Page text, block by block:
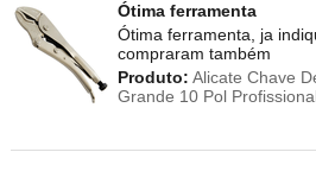
Ótima ferramenta
Ótima ferramenta, ja
compraram também
Produto: Alicate Chave
Grande 10 Pol